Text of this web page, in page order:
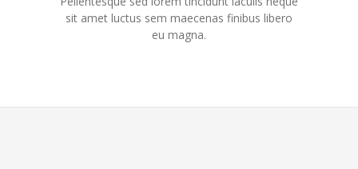
sit amet luctus sem maecenas finibus libero
eu magna.